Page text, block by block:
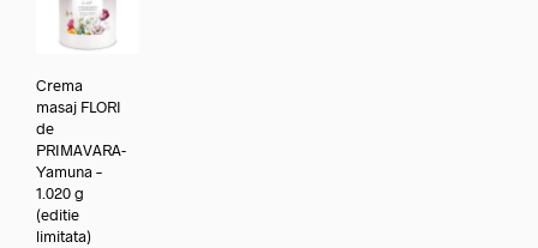
Crema
masaj FLORI
de
PRIMAVARA-
Yamuna –
1.020 g
(editie
limitata)